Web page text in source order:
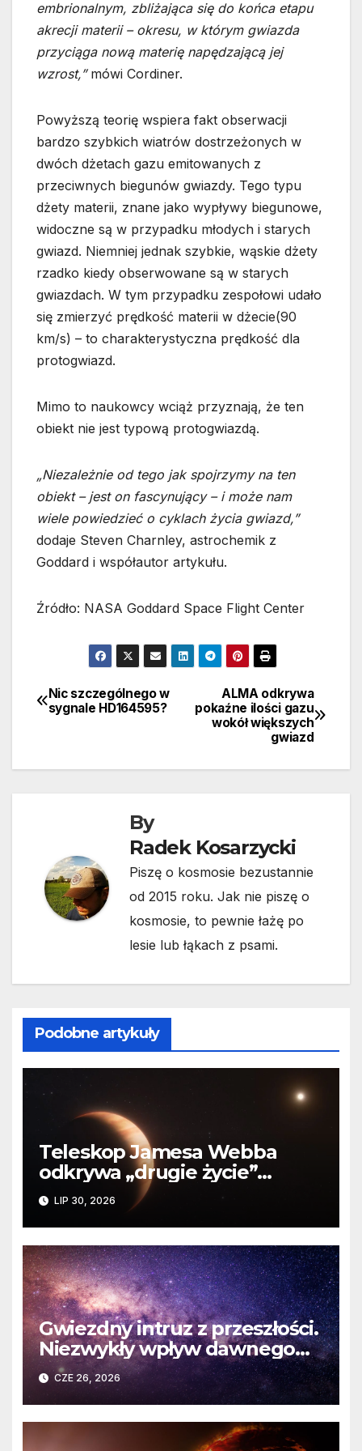
embrionalnym, zbliżająca się do końca etapu
akrecji materii – okresu, w którym gwiazda
przyciąga nową materię napędzającą jej
wzrost,”mówi Cordiner.
Powyższą teorię wspiera fakt obserwacji
bardzo szybkich wiatrów dostrzeżonych w
dwóch dżetach gazu emitowanych z
przeciwnych biegunów gwiazdy. Tego typu
dżety materii, znane jako wypływy biegunowe,
widoczne są w przypadku młodych i starych
gwiazd. Niemniej jednak szybkie, wąskie dżety
rzadko kiedy obserwowane są w starych
gwiazdach. W tym przypadku zespołowi udało
się zmierzyć prędkość materii w dżecie(90
km/s) – to charakterystyczna prędkość dla
protogwiazd.
Mimo to naukowcy wciąż przyznają, że ten
obiekt nie jest typową protogwiazdą.
„Niezależnie od tego jak spojrzymy na ten
obiekt – jest on fascynujący – i może nam
wiele powiedzieć o cyklach życia gwiazd,”
dodaje Steven Charnley, astrochemik z
Goddard i współautor artykułu.
Źródło: NASA Goddard Space Flight Center
Nawigacja
ALMA odkrywa
pokaźne ilości gazu
wokół większych
gwiazd
Nic szczególnego w
sygnale HD164595?
By
Radek Kosarzycki
Piszę o kosmosie bezustannie
od 2015 roku. Jak nie piszę o
kosmosie, to pewnie łażę po
lesie lub łąkach z psami.
Podobne artykuły
Teleskop Jamesa Webba
odkrywa „drugie życie”
planety krążącej wokół
martwej gwiazdy
LIP 30, 2026
Gwiezdny intruz z przeszłości.
Niezwykły wpływ dawnego
spotkania na komety Układu
Słonecznego
CZE 26, 2026